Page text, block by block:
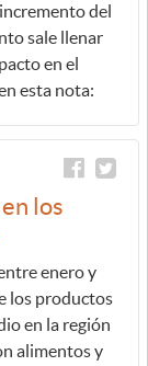
del
sale llenar
en el
esta nota:
los
enero y
los productos
en la región
alimentos y